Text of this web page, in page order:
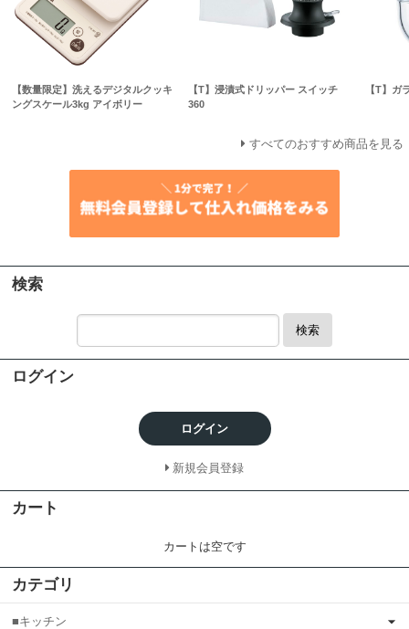
【数量限定】洗えるデジタルクッキ
ングスケール3kg アイボリー
【T】浸漬式ドリッパー スイッチ
360
【T】ガ
すべてのおすすめ商品を見る
検索
検索
ログイン
ログイン
新規会員登録
カート
カートは空です
カテゴリ
■キッチン